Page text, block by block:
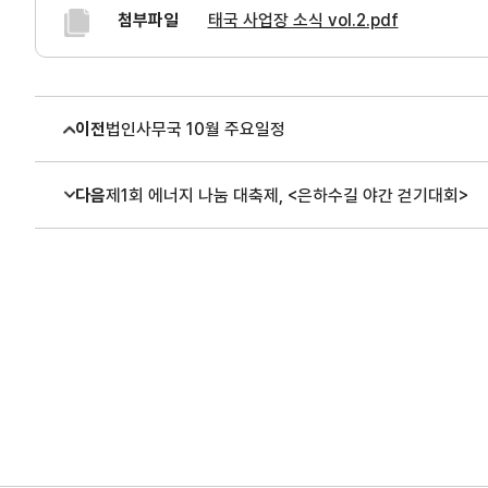
첨부파일 태국 사업장 소식 vol.2.pdf
이전법인사무국 10월 주요일정
다음제1회 에너지 나눔 대축제, <은하수길 야간 걷기대회>